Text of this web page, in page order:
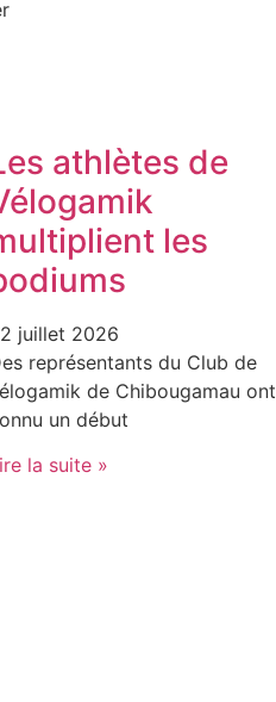
athlètes de
les
juillet 2026
représentants du Club de
de Chibougamau ont
un début
la suite »